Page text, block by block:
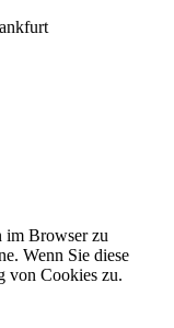
im Browser zu
Wenn Sie diese
von Cookies zu.